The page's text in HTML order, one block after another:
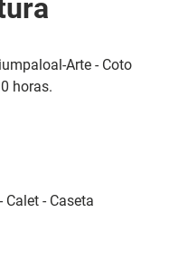
Arte - Coto
horas.
Calet - Caseta